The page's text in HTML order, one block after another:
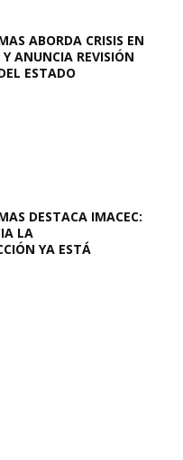
ABORDA CRISIS EN
ANUNCIA REVISIÓN
ESTADO
DESTACA IMACEC:
LA
YA ESTÁ